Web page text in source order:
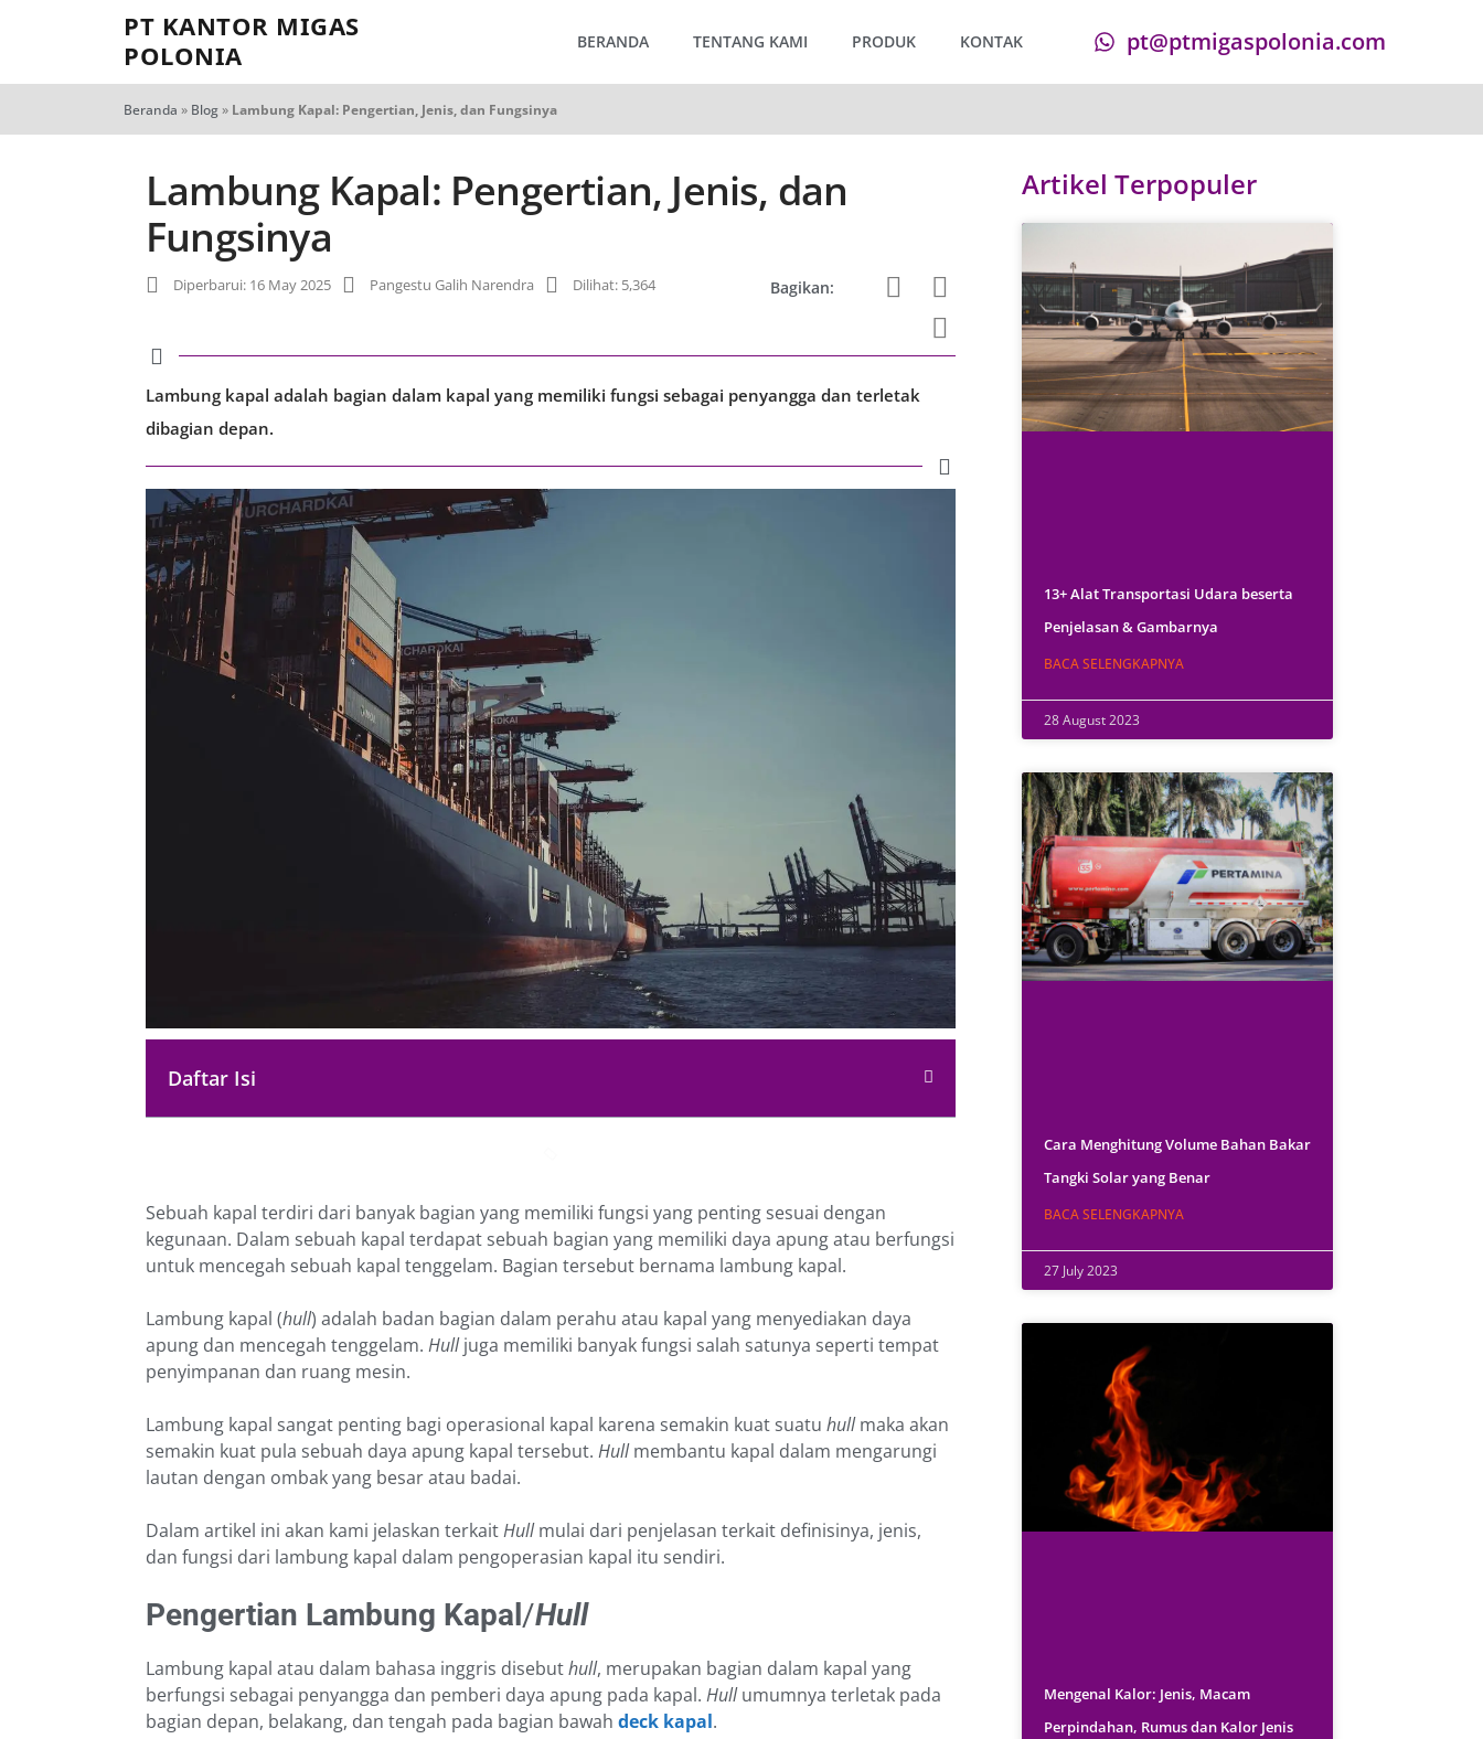
PT KANTOR MIGAS
POLONIA
BERANDA TENTANG KAMI PRODUK KONTAK pt@ptmigaspolonia.com
Beranda » Blog» Lambung Kapal: Pengertian, Jenis, dan Fungsinya
Lambung Kapal: Pengertian, Jenis, dan
Fungsinya
Diperbarui: 16 May 2025 Pangestu Galih Narendra Dilihat: 5,364 Bagikan:
Lambung kapal adalah bagian dalam kapal yang memiliki fungsi sebagai penyangga dan terletak
dibagian depan.
Daftar Isi
Sebuah kapal terdiri dari banyak bagian yang memiliki fungsi yang penting sesuai dengan
kegunaan. Dalam sebuah kapal terdapat sebuah bagian yang memiliki daya apung atau berfungsi
untuk mencegah sebuah kapal tenggelam. Bagian tersebut bernama lambung kapal.
Lambung kapal (hull) adalah badan bagian dalam perahu atau kapal yang menyediakan daya
apung dan mencegah tenggelam. Hulljuga memiliki banyak fungsi salah satunya seperti tempat
penyimpanan dan ruang mesin.
Lambung kapal sangat penting bagi operasional kapal karena semakin kuat suatu hullmaka akan
semakin kuat pula sebuah daya apung kapal tersebut. Hullmembantu kapal dalam mengarungi
lautan dengan ombak yang besar atau badai.
Dalam artikel ini akan kami jelaskan terkaitHullmulai dari penjelasan terkait definisinya, jenis,
dan fungsi dari lambung kapal dalam pengoperasian kapal itu sendiri.
Pengertian Lambung Kapal/Hull
Lambung kapal atau dalam bahasa inggris disebuthull, merupakan bagian dalam kapal yang
berfungsi sebagai penyangga dan pemberi daya apung pada kapal. Hullumumnya terletak pada
bagian depan, belakang, dan tengah pada bagian bawah deck kapal.
Artikel Terpopuler
13+ Alat Transportasi Udara beserta
Penjelasan & Gambarnya
BACA SELENGKAPNYA
28 August 2023
Cara Menghitung Volume Bahan Bakar
Tangki Solar yang Benar
BACA SELENGKAPNYA
27 July 2023
Mengenal Kalor: Jenis, Macam
Perpindahan, Rumus dan Kalor Jenis